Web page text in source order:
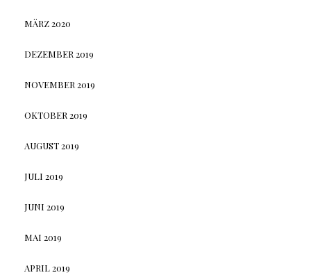
MÄRZ 2020
DEZEMBER 2019
NOVEMBER 2019
OKTOBER 2019
AUGUST 2019
JULI 2019
JUNI 2019
MAI 2019
APRIL 2019